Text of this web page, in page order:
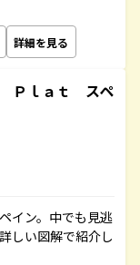
詳細を見る
Ｐｌａｔ スペ
イン。中でも見逃
しい図解で紹介し